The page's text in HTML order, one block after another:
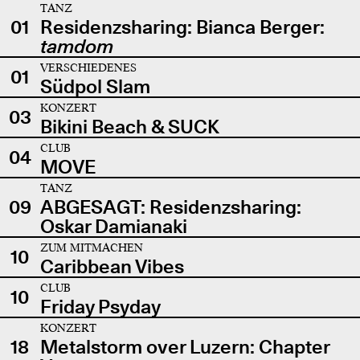
01
TANZ
Residenzsharing: Bianca Berger:
tamdom
01
VERSCHIEDENES
Südpol Slam
03
KONZERT
Bikini Beach & SUCK
04
CLUB
MOVE
09
TANZ
ABGESAGT: Residenzsharing:
Oskar Damianaki
10
ZUM MITMACHEN
Caribbean Vibes
10
CLUB
Friday Psyday
18
KONZERT
Metalstorm over Luzern: Chapter